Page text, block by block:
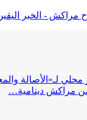
مراكش - الخبر
محلي لـ«الأصالة
مراكش دينامية…